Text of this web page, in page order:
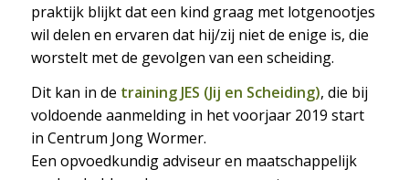
praktijk blijkt dat een kind graag met lotgenootjes
wil delen en ervaren dat hij/zij niet de enige is, die
worstelt met de gevolgen van een scheiding.
Dit kan in de training JES (Jij en Scheiding), die bij
voldoende aanmelding in het voorjaar 2019 start
in Centrum Jong Wormer.
Een opvoedkundig adviseur en maatschappelijk